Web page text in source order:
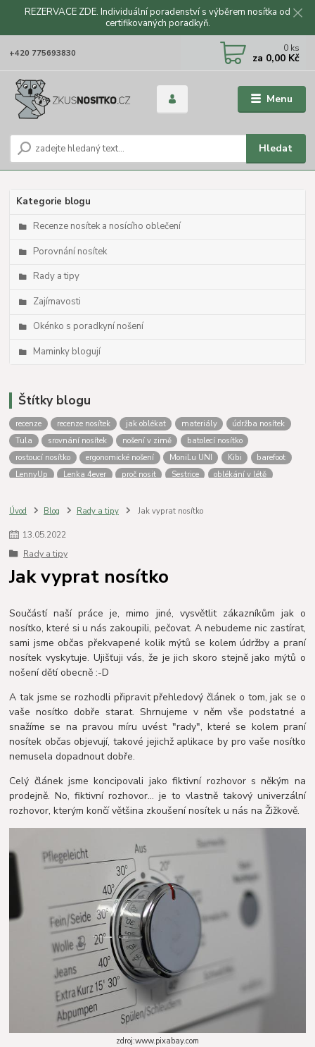
REZERVACE ZDE. Individuální poradenství s výběrem nosítka od
certifikovaných poradkyň.
Menu
Hledat
+420 775693830 0 ks
za 0,00 Kč
Kategorie blogu
Recenze nosítek a nosícího oblečení
Porovnání nosítek
Rady a tipy
Zajímavosti
Okénko s poradkyní nošení
Maminky blogují
Štítky blogu
recenze recenze nosítek jak oblékat materiály
údržba nosítek
Tula
srovnání nosítek nošení v zimě
batolecí nosítko
rostoucí nosítko
ergonomické nošení MoniLu UNI Kibi
barefoot
LennyUp
Lenka 4ever proč nosit Sestrice
oblékání v létě
Tula Free to Grow
zateplovací kapsa nošení dětí
LennyLamb
nošení miminek
jak nosit
Péče o nosítko praní nosítek
Úvod Blog Rady a tipy Jak vyprat nosítko
13.05.2022
Rady a tipy
Jak vyprat nosítko
Součástí naší práce je, mimo jiné, vysvětlit zákazníkům jak o
nosítko, které si u nás zakoupili, pečovat. A nebudeme nic zastírat,
sami jsme občas překvapené kolik mýtů se kolem údržby a praní
nosítek vyskytuje. Ujišťuji vás, že je jich skoro stejně jako mýtů o
nošení dětí obecně :-D
A tak jsme se rozhodli připravit přehledový článek o tom, jak se o
vaše nosítko dobře starat. Shrnujeme v něm vše podstatné a
snažíme se na pravou míru uvést "rady", které se kolem praní
nosítek občas objevují, takové jejichž aplikace by pro vaše nosítko
nemusela dopadnout dobře.
Celý článek jsme koncipovali jako fiktivní rozhovor s někým na
prodejně. No, fiktivní rozhovor... je to vlastně takový univerzální
rozhovor, kterým končí většina zkoušení nosítek u nás na Žižkově.
zdroj:www.pixabay.com